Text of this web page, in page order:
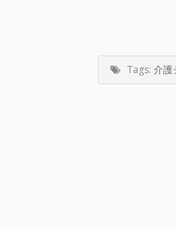
Tags: 介護